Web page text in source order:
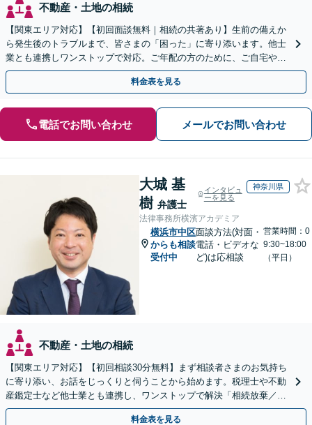
不動産・土地の相続
【関東エリア対応】【初回面談無料｜相続の共著あり】生前の備えか
ら発生後のトラブルまで、皆さまの「困った」に寄り添います。他士
業とも連携しワンストップで対応。ご年配の方のために、ご自宅やご
近所への出張相談も実施【秘密厳守｜休日・夜間相談可】
料金表を見る
電話でお問い合わせ メールでお問い合わせ
大城 基
樹 弁護士
インタビュ
ーを見る
神奈川県
法律事務所横濱アカデミア
横浜市中区
からも相談
受付中
面談方法(対面・
電話・ビデオな
ど)は応相談
営業時間：0
9:30~18:00
（平日）
不動産・土地の相続
【関東エリア対応】【初回相談30分無料】まず相談者さまのお気持ち
に寄り添い、お話をじっくりと伺うことから始めます。税理士や不動
産鑑定士など他士業とも連携し、ワンストップで解決「相続放棄／遺
言書作成／遺留分侵害額請求／使い込み・寄与分など」
料金表を見る